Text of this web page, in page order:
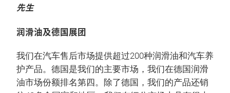
先生
润滑油及德国展团
我们在汽车售后市场提供超过200种润滑油和汽车养
护产品。德国是我们的主要市场，我们在德国润滑
油市场份额排名第四。除了德国，我们的产品还销